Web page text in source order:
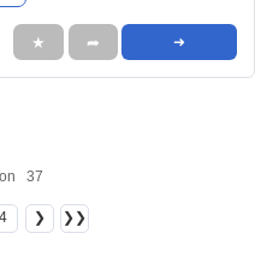
★ ➦ ➜
37
4 ❯ ❯❯